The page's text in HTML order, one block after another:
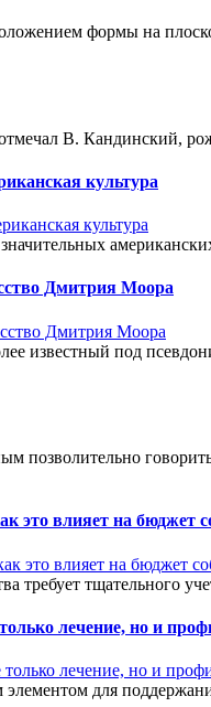
формы на
В. Кандинский,
культура
Дмитрия Моора
известный под
позволительно
это влияет на бюджет
требует тщательного
лечение, но и
для